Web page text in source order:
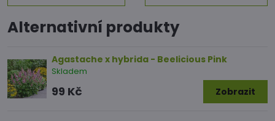
Alternativní produkty
Agastache x hybrida - Beelicious Pink
Skladem
99 Kč Zobrazit